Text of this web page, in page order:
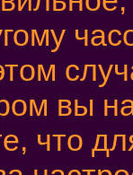
вы
что